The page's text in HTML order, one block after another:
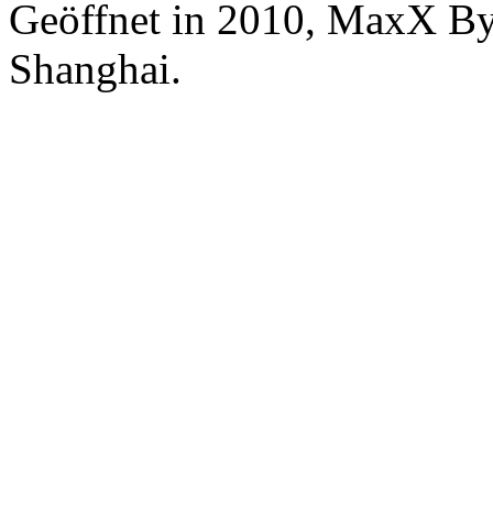
Geöffnet in 2010, MaxX
Shanghai.